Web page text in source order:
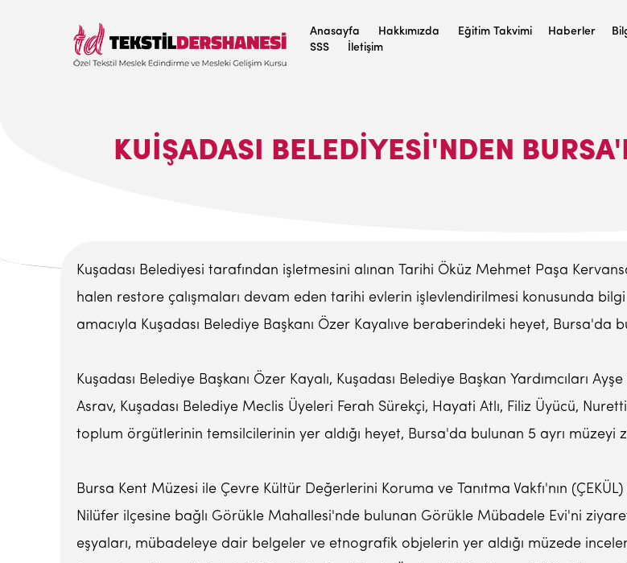
Anasayfa Hakkımızda Eğitim Takvimi Haberler
SSS
İletişim
KUIŞADASI BELEDIYESI'NDEN
Kuşadası Belediyesi tarafından işletmesini alınan Tarihi Öküz Mehmet Paşa
halen restore çalışmaları devam eden tarihi evlerin işlevlendirilmesi konusunda
amacıyla Kuşadası Belediye Başkanı Özer Kayalıve beraberindeki heyet, Bursa'da
Kuşadası Belediye Başkanı Özer Kayalı, Kuşadası Belediye Başkan Yardımcıları
Asrav, Kuşadası Belediye Meclis Üyeleri Ferah Sürekçi, Hayati Atlı, Filiz Üyücü,
toplum örgütlerinin temsilcilerinin yer aldığı heyet, Bursa'da bulunan 5 ayrı
Bursa Kent Müzesi ile Çevre Kültür Değerlerini Koruma ve Tanıtma Vakfı'nın
Nilüfer ilçesine bağlı Görükle Mahallesi'nde bulunan Görükle Mübadele Evi'ni
eşyaları, mübadeleye dair belgeler ve etnografik objelerin yer aldığı müzede